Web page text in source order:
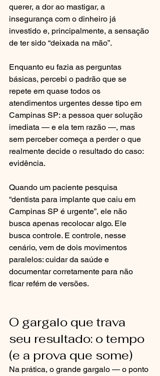
querer, a dor ao mastigar, a
insegurança com o dinheiro já
investido e, principalmente, a sensação
de ter sido “deixada na mão”.
Enquanto eu fazia as perguntas
básicas, percebi o padrão que se
repete em quase todos os
atendimentos urgentes desse tipo em
Campinas SP: a pessoa quer solução
imediata — e ela tem razão —, mas
sem perceber começa a perder o que
realmente decide o resultado do caso:
evidência.
Quando um paciente pesquisa
“dentista para implante que caiu em
Campinas SP é urgente”, ele não
busca apenas recolocar algo. Ele
busca controle. E controle, nesse
cenário, vem de dois movimentos
paralelos: cuidar da saúde e
documentar corretamente para não
ficar refém de versões.
O gargalo que trava
seu resultado: o tempo
(e a prova que some)
Na prática, o grande gargalo — o ponto